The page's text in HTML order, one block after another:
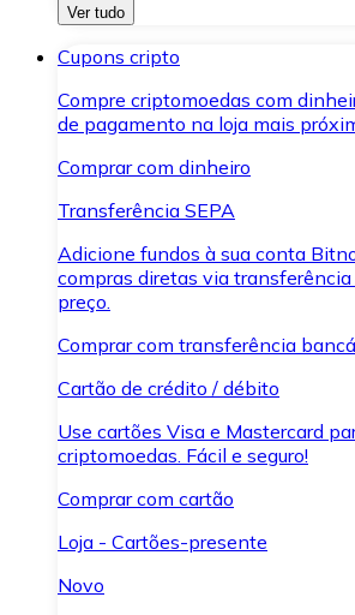
Ver tudo
Cupons cripto
Compre criptomoedas com
de pagamento na loja mais
Comprar com dinheiro
Transferência SEPA
Adicione fundos à sua conta
compras diretas via
preço.
Comprar com transferência
Cartão de crédito / débito
Use cartões Visa e Mastercard
criptomoedas. Fácil e seguro!
Comprar com cartão
Loja - Cartões-presente
Novo